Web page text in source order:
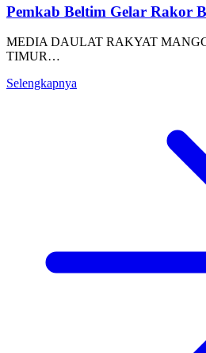
Pemkab Beltim Gelar Rakor
MEDIA DAULAT RAKYAT
TIMUR…
Selengkapnya